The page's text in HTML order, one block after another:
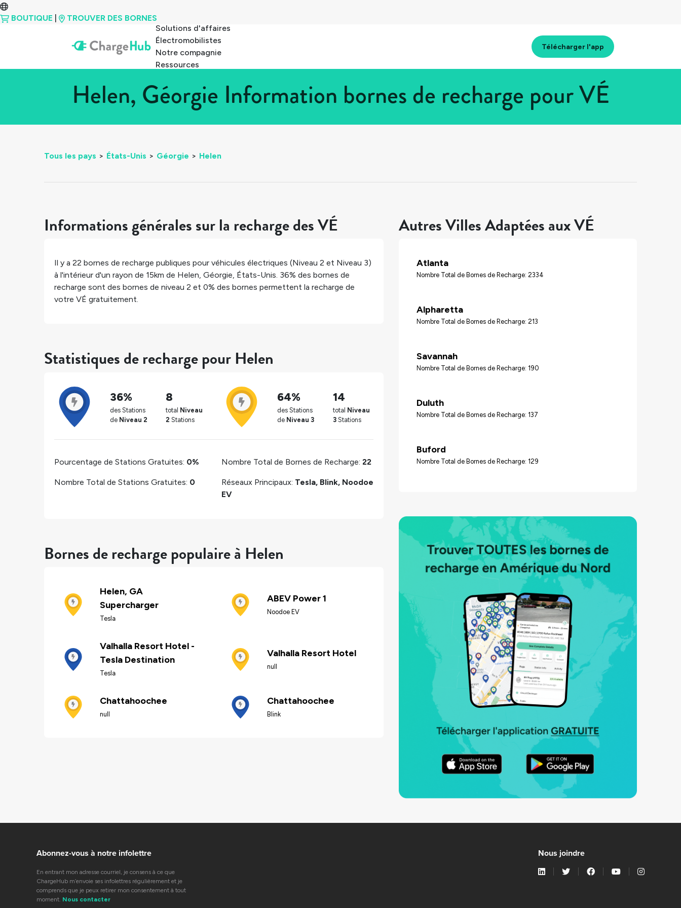
BOUTIQUE
TROUVER DES BORNES
Solutions d'affaires
Électromobilistes
Notre compagnie
Ressources
Télécharger l'app
Helen, Géorgie Information bornes de recharge pour VÉ
Tous les pays > États-Unis > Géorgie > Helen
Informations générales sur la recharge des VÉ
Il y a 22 bornes de recharge publiques pour véhicules électriques (Niveau 2 et Niveau 3)
à l'intérieur d'un rayon de 15km de Helen, Géorgie, États-Unis. 36% des bornes de
recharge sont des bornes de niveau 2 et 0% des bornes permettent la recharge de
votre VÉ gratuitement.
Statistiques de recharge pour Helen
36%
des Stations
de Niveau 2
8
total Niveau
2 Stations
64%
des Stations
de Niveau 3
14
total Niveau
3 Stations
Pourcentage de Stations Gratuites: 0%
Nombre Total de Stations Gratuites: 0
Nombre Total de Bornes de Recharge: 22
Réseaux Principaux: Tesla, Blink, Noodoe
EV
Bornes de recharge populaire à Helen
Helen, GA
Supercharger
Tesla
ABEV Power 1
Noodoe EV
Valhalla Resort Hotel -
Tesla Destination
Tesla
Valhalla Resort Hotel
null
Chattahoochee
null
Chattahoochee
Blink
Autres Villes Adaptées aux VÉ
Atlanta
Nombre Total de Bornes de Recharge: 2334
Alpharetta
Nombre Total de Bornes de Recharge: 213
Savannah
Nombre Total de Bornes de Recharge: 190
Duluth
Nombre Total de Bornes de Recharge: 137
Buford
Nombre Total de Bornes de Recharge: 129
Abonnez-vous à notre infolettre
En entrant mon adresse courriel, je consens à ce que
ChargeHub m’envoie ses infolettres régulièrement et je
comprends que je peux retirer mon consentement à tout
moment. Nous contacter
Nous joindre